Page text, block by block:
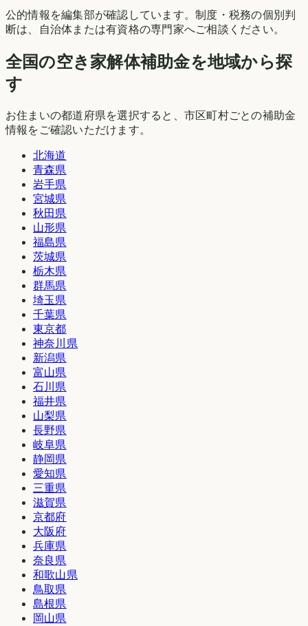
公的情報を編集部が確認しています。制度・税務の個別判
断は、自治体または有資格の専門家へご相談ください。
全国の空き家解体補助金を地域から探
す
お住まいの都道府県を選択すると、市区町村ごとの補助金
情報をご確認いただけます。
北海道
青森県
岩手県
宮城県
秋田県
山形県
福島県
茨城県
栃木県
群馬県
埼玉県
千葉県
東京都
神奈川県
新潟県
富山県
石川県
福井県
山梨県
長野県
岐阜県
静岡県
愛知県
三重県
滋賀県
京都府
大阪府
兵庫県
奈良県
和歌山県
鳥取県
島根県
岡山県